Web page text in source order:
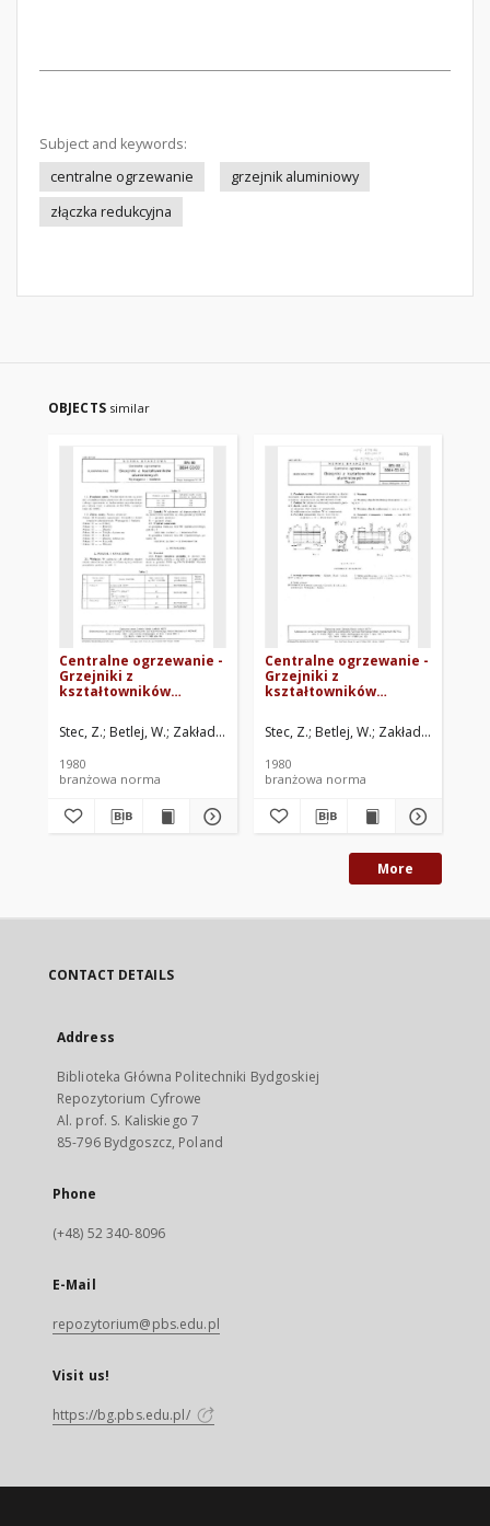
Subject and keywords:
centralne ogrzewanie
grzejnik aluminiowy
złączka redukcyjna
OBJECTS similar
Centralne ogrzewanie -
Grzejniki z
kształtowników
Wymagania i badania
BN-80/8864-53.00
Stec, Z. Betlej, W. Zakłady Metali Lekkich KĘTY w Kętach. Oprac.
1980
branżowa norma
Centralne ogrzewanie -
Grzejniki z
kształtowników
BN-80/8864-53.03
Stec, Z. Betlej, W. Zakłady Metali
1980
branżowa norma
More
CONTACT DETAILS
Address
Biblioteka Główna Politechniki Bydgoskiej
Repozytorium Cyfrowe
Al. prof. S. Kaliskiego 7
85-796 Bydgoszcz, Poland
Phone
(+48) 52 340-8096
E-Mail
repozytorium@pbs.edu.pl
Visit us!
https://bg.pbs.edu.pl/